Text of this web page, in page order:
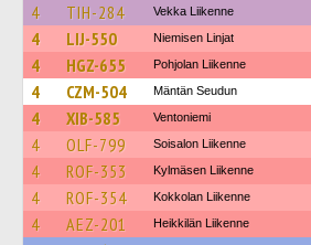
4 TIH-284 Vekka Liikenne
4 LIJ-550 Niemisen Linjat
4 HGZ-655 Pohjolan Liikenne
4 CZM-504 Mäntän Seudun
4 XIB-585 Ventoniemi
4 OLF-799 Soisalon Liikenne
4 ROF-353 Kylmäsen Liikenne
4 ROF-354 Kokkolan Liikenne
4 AEZ-201 Heikkilän Liikenne